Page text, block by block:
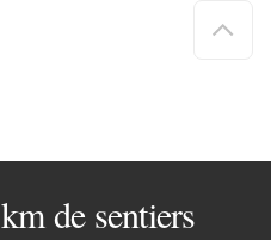
de
de sentiers